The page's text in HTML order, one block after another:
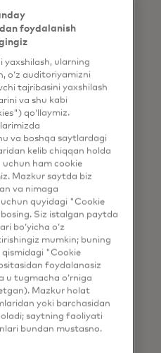
oshirish
Mastercard
tizimi
beruvchilarga
va oson
shu bilan keng
AQShda
bo'lgan
bo'lib, joriy
qancha
menejeriopens in a new tab
foydalanish
yaxshilash, ularning
o‘z auditoriyamizni
tajribasini yaxshilash
va shu kabi
qo‘llaymiz.
va boshqa saytlardagi
kelib chiqqan holda
uchun ham cookie
Mazkur saytda biz
va nimaga
quyidagi "Cookie
Siz istalgan paytda
bo‘yicha o‘z
mumkin; buning
"Cookie
foydalanasiz
u tugmacha o‘rniga
Mazkur holat
yoki barchasidan
oladi; saytning faoliyati
bundan mustasno.